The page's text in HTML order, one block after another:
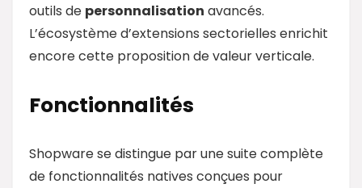
outils de personnalisation avancés.
L’écosystème d’extensions sectorielles enrichit
encore cette proposition de valeur verticale.
Fonctionnalités
Shopware se distingue par une suite complète
de fonctionnalités natives conçues pour